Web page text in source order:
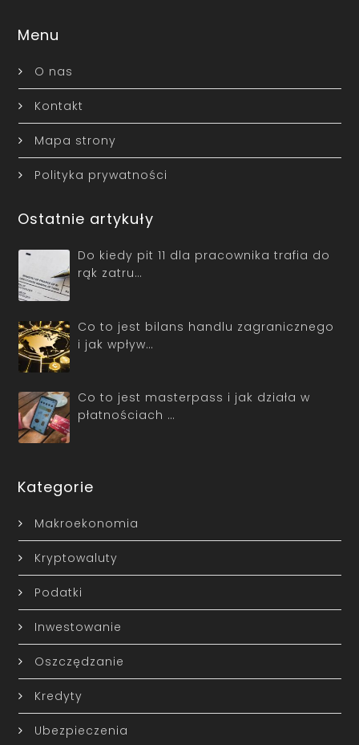
Menu
O nas
Kontakt
Mapa strony
Polityka prywatności
Ostatnie artykuły
Do kiedy pit 11 dla pracownika trafia do
rąk zatru…
Co to jest bilans handlu zagranicznego
i jak wpływ…
Co to jest masterpass i jak działa w
płatnościach …
Kategorie
Makroekonomia
Kryptowaluty
Podatki
Inwestowanie
Oszczędzanie
Kredyty
Ubezpieczenia